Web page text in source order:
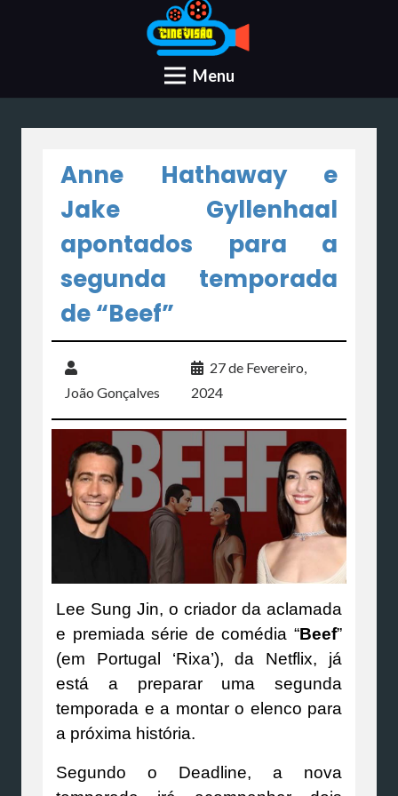
Menu
Anne Hathaway e
Jake Gyllenhaal
apontados para a
segunda temporada
de “Beef”
João Gonçalves
27 de Fevereiro,
2024
Lee Sung Jin, o criador da aclamada
e premiada série de comédia “Beef”
(em Portugal ‘Rixa’), da Netflix, já
está a preparar uma segunda
temporada e a montar o elenco para
a próxima história.
Segundo o Deadline, a nova